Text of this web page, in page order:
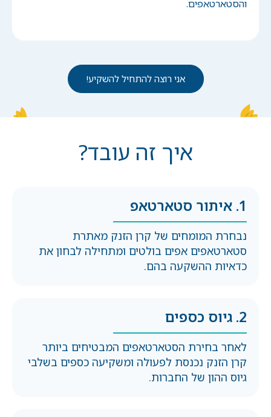
והסטארטאפים.
אני רוצה להתחיל להשקיע!
איך זה עובד?
1. איתור סטארטאפ
נבחרת המומחים של קרן הזנק מאתרת
סטארטאפים אפים בולטים ומתחילה לבחון את
כדאיות ההשקעה בהם.
2. גיוס כספים
לאחר בחירת הסטארטאפים המבטיחים ביותר
קרן הזנק נכנסת לפעולה ומשקיעה כספים בשלבי
גיוס ההון של החברות.